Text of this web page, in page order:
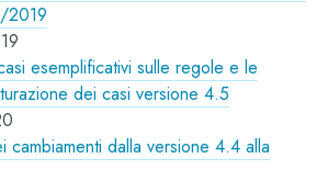
2019
esemplificativi sulle regole e le
dei casi versione 4.5
cambiamenti dalla versione 4.4 alla